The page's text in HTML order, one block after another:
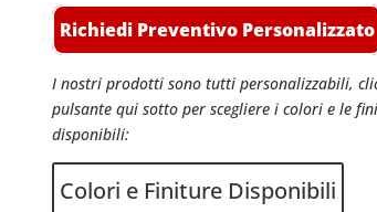
Richiedi Preventivo Personalizzato
I nostri prodotti sono tutti personalizzabili,
pulsante qui sotto per scegliere i colori e le
disponibili:
Colori e Finiture Disponibili